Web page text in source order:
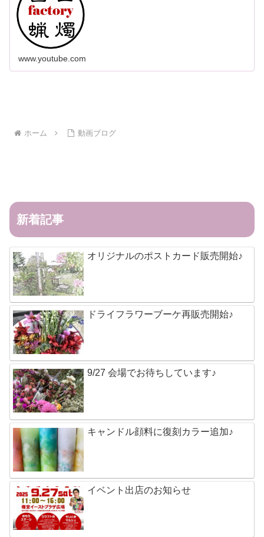
www.youtube.com
ホーム 動画ブログ
新着記事
オリジナルのポストカード販売開始♪
ドライフラワーブーケ再販売開始♪
9/27 会場でお待ちしています♪
キャンドル顔料に復刻カラー追加♪
イベント出店のお知らせ